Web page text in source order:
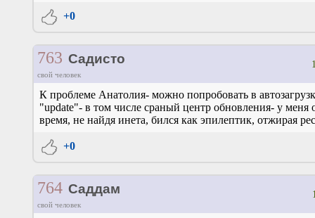
+0
763 Садисто
свой человек
К проблеме Анатолия- можно попробовать в
"update"- в том числе сраный центр обновления- у меня
время, не найдя инета, бился как эпилептик, отжирая
+0
764 Саддам
свой человек